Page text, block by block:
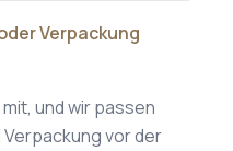
Verpackung
und wir passen
vor der